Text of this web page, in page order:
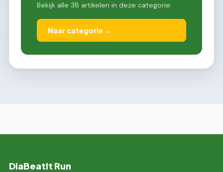
Bekijk alle 38 artikelen in deze categorie.
Naar categorie →
DiaBeatIt Run